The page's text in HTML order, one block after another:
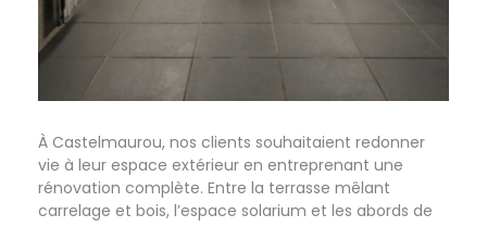
À Castelmaurou, nos clients souhaitaient redonner
vie à leur espace extérieur en entreprenant une
rénovation complète. Entre la terrasse mêlant
carrelage et bois, l’espace solarium et les abords de